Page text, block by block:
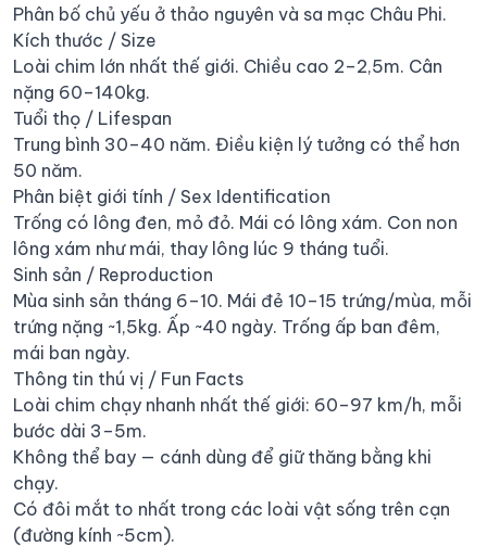
Phân bố chủ yếu ở thảo nguyên và sa mạc Châu Phi.
Kích thước / Size
Loài chim lớn nhất thế giới. Chiều cao 2–2,5m. Cân
nặng 60–140kg.
Tuổi thọ / Lifespan
Trung bình 30–40 năm. Điều kiện lý tưởng có thể hơn
50 năm.
Phân biệt giới tính / Sex Identification
Trống có lông đen, mỏ đỏ. Mái có lông xám. Con non
lông xám như mái, thay lông lúc 9 tháng tuổi.
Sinh sản / Reproduction
Mùa sinh sản tháng 6–10. Mái đẻ 10–15 trứng/mùa, mỗi
trứng nặng ~1,5kg. Ấp ~40 ngày. Trống ấp ban đêm,
mái ban ngày.
Thông tin thú vị / Fun Facts
Loài chim chạy nhanh nhất thế giới: 60–97 km/h, mỗi
bước dài 3–5m.
Không thể bay — cánh dùng để giữ thăng bằng khi
chạy.
Có đôi mắt to nhất trong các loài vật sống trên cạn
(đường kính ~5cm).